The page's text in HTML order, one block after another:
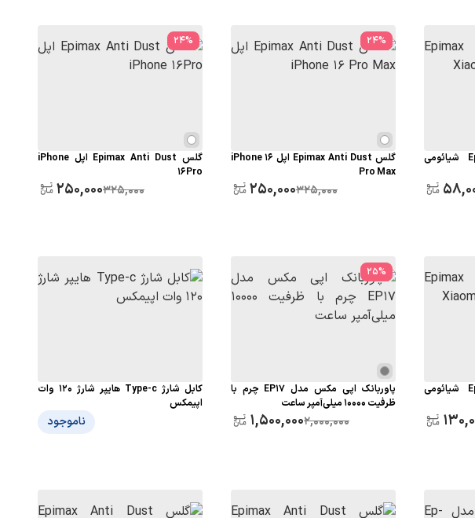
گلس Epimax Anti Dust شیائومی
%
24
گلس Epimax Anti Dust اپل iPhone 16
Pro Max
325,000
250,000
%
24
گلس Epimax Anti Dust اپل iPhone
16Pro
325,000
250,000
گلس Epimax Anti Dust شیائومی
%
25
پاوربانک اپی مکس مدل EP17 چرم با
ظرفیت 10000 میلی‌آمپر ساعت
2,000,000
1,500,000
کابل شارژ Type-c هایپر شارژ ۱۲۰ وات
اپیمکس
ناموجود